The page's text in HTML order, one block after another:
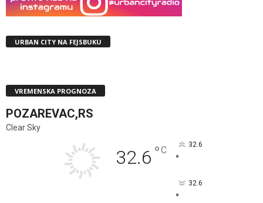
URBAN CITY NA FEJSBUKU
VREMENSKA PROGNOZA
POZAREVAC,RS
Clear Sky
32.6 °C 32.6
°
32.6
°